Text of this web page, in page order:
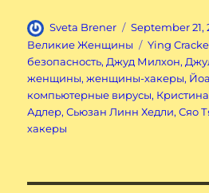
Author
Sveta Brener
Posted
on
September 21,
Великие Женщины
Tags
Ying
безопасность, Джуд Милхон,
женщины,женщины-хакеры,
компьютерные вирусы,
Адлер,Сьюзан Линн Хедли,Сяо
хакеры